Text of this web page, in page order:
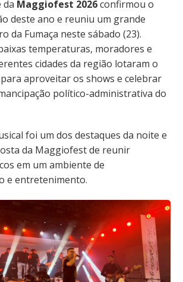
da Maggiofest 2026confirmou o
deste ano e reuniu um grande
da Fumaça neste sábado (23).
temperaturas, moradores e
cidades da região lotaram o
aproveitar os shows e celebrar
político-administrativa do
foi um dos destaques da noite e
da Maggiofest de reunir
em um ambiente de
e entretenimento.